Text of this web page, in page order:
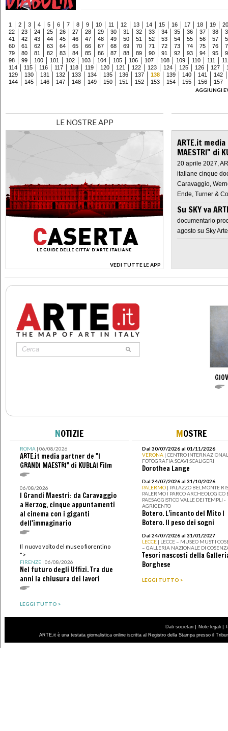
1 2 3 4 5 6 7 8 9 10 11 12 13 14 15 16 17 18 19
20
22
23 24 25 26 27 28 29 30 31 32 33 34 35 36 37 38
41
42 43 44 45 46 47 48 49 50 51 52 53 54 55 56 57
60
61 62 63 64 65 66 67 68 69 70 71 72 73 74 75 76
79
80 81 82 83 84 85 86 87 88 89 90 91 92 93 94 95
98
99 100 101 102 103 104 105 106 107 108 109 110 111
114
115 116 117 118 119 120 121 122 123 124 125 126 127
129
130 131 132 133 134 135 136 137 138 139 140 141
142
144
145 146 147 148 149 150 151 152 153 154 155 156
157
AGGIUNGI
LE NOSTRE APP
VEDI TUTTE LE APP
>
ARTE.it
MAESTRI" di
20 aprile 2027,
italiane cinque
Caravaggio,
Ende, Turner &
Su SKY va
documentario
agosto su Sky Arte
NOTIZIE
ROMA| 06/08/2026
ARTE.it media partner de "I
GRANDI MAESTRI" di KUBLAI Film
06/08/2026
I Grandi Maestri: da Caravaggio
a Herzog, cinque appuntamenti
al cinema con i giganti
dell'immaginario
Il nuovo volto del museo fiorentino
">
FIRENZE| 06/08/2026
Nel futuro degli Uffizi. Tra due
anni la chiusura dei lavori
LEGGI TUTTO >
MOSTRE
Dal 30/07/2026 al 01/11/2026
VERONA | CENTRO
FOTOGRAFIA SCAVI SCALIGERI
Dorothea Lange
Dal 24/07/2026 al 31/10/2026
PALERMO | PALAZZO BELMONTE
PALERMO I PARCO ARCHEOLOGICO
PAESAGGISTICO VALLE DEI TEMPLI -
AGRIGENTO
Botero. L’incanto del Mito I
Botero. Il peso dei sogni
Dal 24/07/2026 al 31/01/2027
LECCE | LECCE – MUSEO MUST I
– GALLERIA NAZIONALE DI
Tesori nascosti della
Borghese
LEGGI TUTTO >
Dati societari | Note legali |
ARTE.it è una testata giornalistica online iscritta al Registro della Stampa presso il